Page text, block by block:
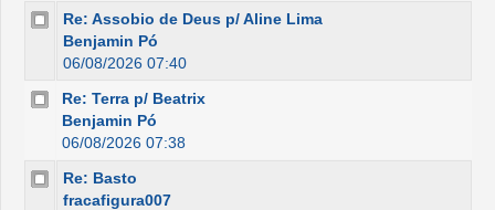
Re: Assobio de Deus p/ Aline Lima
Benjamin Pó
06/08/2026 07:40
Re: Terra p/ Beatrix
Benjamin Pó
06/08/2026 07:38
Re: Basto
fracafigura007